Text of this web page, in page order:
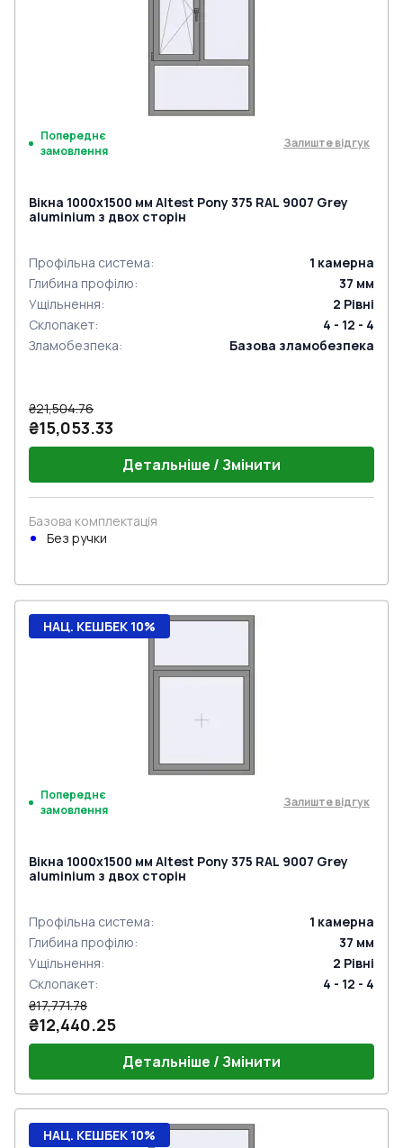
Попереднє
замовлення
Залиште відгук
Вікна 1000x1500 мм Altest Pony 375 RAL 9007 Grey
aluminium з двох сторін
Профільна система: 1 камерна
Глибина профілю: 37 мм
Ущільнення: 2 Рівні
Склопакет:
4 - 12 - 4
Зламобезпека: Базова зламобезпека
₴21,504.76
₴15,053.33
Детальніше / Змінити
Базова комплектація
Без ручки
НАЦ. КЕШБЕК 10%
Попереднє
замовлення
Залиште відгук
Вікна 1000x1500 мм Altest Pony 375 RAL 9007 Grey
aluminium з двох сторін
Профільна система: 1 камерна
Глибина профілю: 37 мм
Ущільнення: 2 Рівні
Склопакет:
4 - 12 - 4
₴17,771.78
₴12,440.25
Детальніше / Змінити
НАЦ. КЕШБЕК 10%